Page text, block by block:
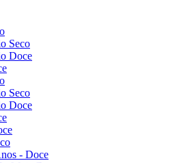
Seco
Doce
Seco
Doce
- Doce